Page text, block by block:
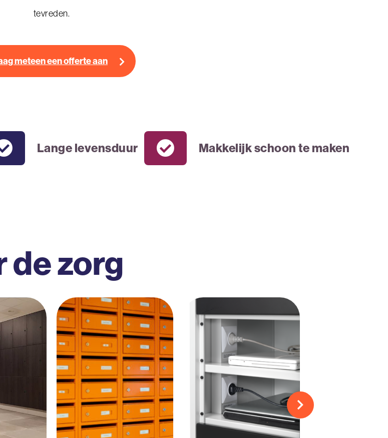
tevreden.
meteen een offerte aan
Lange levensduur Makkelijk schoon te maken
de zorg